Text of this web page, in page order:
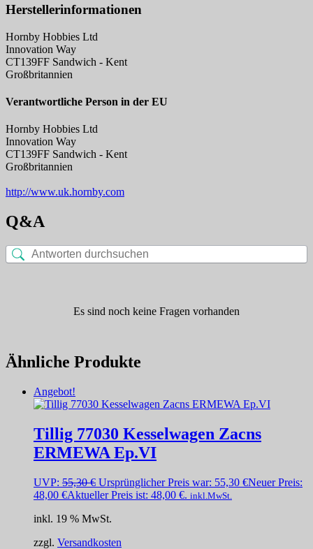
Herstellerinformationen
Hornby Hobbies Ltd
Innovation Way
CT139FF Sandwich - Kent
Großbritannien
Verantwortliche Person in der EU
Hornby Hobbies Ltd
Innovation Way
CT139FF Sandwich - Kent
Großbritannien
http://www.uk.hornby.com
Q&A
Es sind noch keine Fragen vorhanden
Ähnliche Produkte
Angebot!
Tillig 77030 Kesselwagen Zacns
ERMEWA Ep.VI
UVP: 55,30€ Ursprünglicher Preis war: 55,30 €Neuer Preis:
48,00 €Aktueller Preis ist: 48,00 €. inkl.MwSt.
inkl. 19 % MwSt.
zzgl. Versandkosten